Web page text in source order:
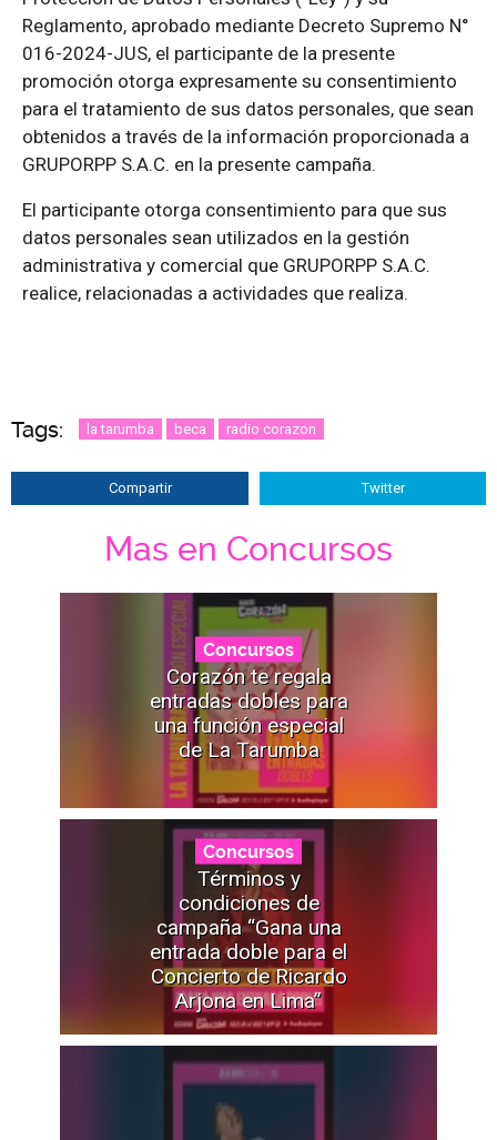
Reglamento, aprobado mediante Decreto Supremo N°
016-2024-JUS, el participante de la presente
promoción otorga expresamente su consentimiento
para el tratamiento de sus datos personales, que sean
obtenidos a través de la información proporcionada a
GRUPORPP S.A.C. en la presente campaña.
El participante otorga consentimiento para que sus
datos personales sean utilizados en la gestión
administrativa y comercial que GRUPORPP S.A.C.
realice, relacionadas a actividades que realiza.
Tags: la tarumba beca radio corazon
Compartir Twitter
Mas en Concursos
Concursos
Corazón te regala
entradas dobles para
una función especial
de La Tarumba
Concursos
Términos y
condiciones de
campaña “Gana una
entrada doble para el
Concierto de Ricardo
Arjona en Lima”